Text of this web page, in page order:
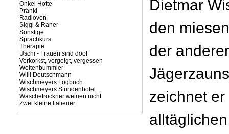
Onkel Hotte
Pränki
Radioven
Siggi & Raner
Sonstige
Sprachkurs
Therapie
Uschi - Frauen sind doof
Verkorkst, vergeigt, vergessen
Weltenbummler
Willi Deutschmann
Wischmeyers Logbuch
Wischmeyers Stundenhotel
Wäschetrockner weinen nicht
Zwei kleine Italiener
Dietmar
den
der
zeichnet